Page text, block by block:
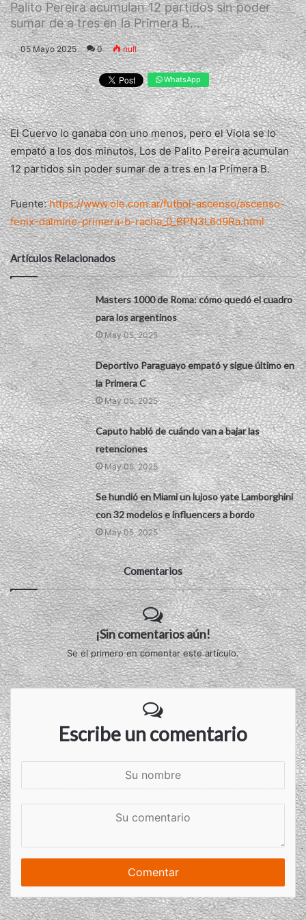
Palito Pereira acumulan 12 partidos sin poder
sumar de a tres en la Primera B....
05 Mayo 2025 0 null
WhatsApp
El Cuervo lo ganaba con uno menos, pero el Viola se lo
empató a los dos minutos, Los de Palito Pereira acumulan
12 partidos sin poder sumar de a tres en la Primera B.
Fuente:https://www.ole.com.ar/futbol-ascenso/ascenso-
fenix-dalmine-primera-b-racha_0_BPN3L6d9Ra.html
Artículos Relacionados
Masters 1000 de Roma: cómo quedó el cuadro
para los argentinos
May 05, 2025
Deportivo Paraguayo empató y sigue último en
la Primera C
May 05, 2025
Caputo habló de cuándo van a bajar las
retenciones
May 05, 2025
Se hundió en Miami un lujoso yate Lamborghini
con 32 modelos e influencers a bordo
May 05, 2025
Comentarios
¡Sin comentarios aún!
Se el primero en comentar este artículo.
Escribe un comentario
n
t